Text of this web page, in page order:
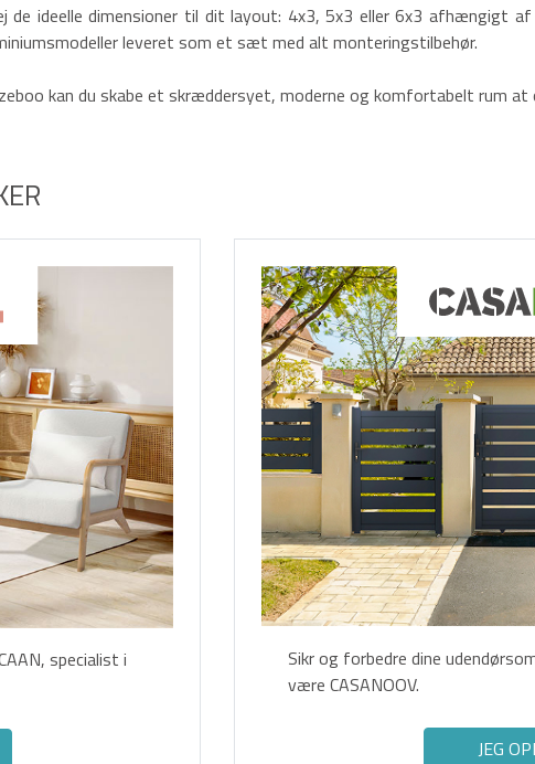
de ideelle dimensioner til dit layout: 4x3, 5x3 eller 6x3 afhængigt
leveret som et sæt med alt monteringstilbehør.
kan du skabe et skræddersyet, moderne og komfortabelt rum at
specialist i
Sikr og forbedre dine
være CASANOOV.
JEG